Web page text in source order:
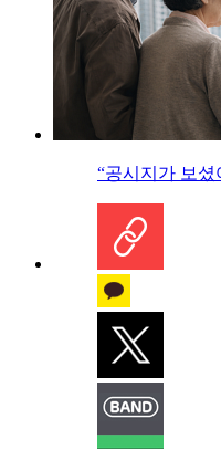
“공시지가 보셨